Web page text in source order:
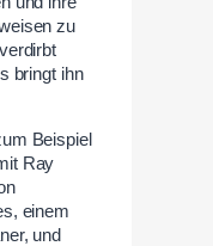
zu
bringt ihn
Beispiel
Ray
einem
und